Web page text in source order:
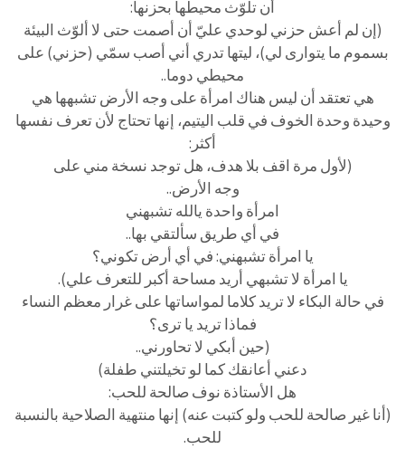
أن تلوّث محيطها بحزنها:
(إن لم أعش حزني لوحدي عليّ أن أصمت حتى لا ألوّث البيئة
بسموم ما يتوارى لي)، ليتها تدري أني أصب سمّي (حزني) على
محيطي دوما..
هي تعتقد أن ليس هناك امرأة على وجه الأرض تشبهها هي
وحيدة وحدة الخوف في قلب اليتيم، إنها تحتاج لأن تعرف نفسها
أكثر:
(لأول مرة اقف بلا هدف، هل توجد نسخة مني على
وجه الأرض..
امرأة واحدة يالله تشبهني
في أي طريق سألتقي بها..
يا امرأة تشبهني: في أي أرض تكوني؟
يا امرأة لا تشبهي أريد مساحة أكبر للتعرف علي).
في حالة البكاء لا تريد كلاما لمواساتها على غرار معظم النساء
فماذا تريد يا ترى؟
(حين أبكي لا تحاورني..
دعني أعانقك كما لو تخيلتني طفلة)
هل الأستاذة نوف صالحة للحب:
(أنا غير صالحة للحب ولو كتبت عنه) إنها منتهية الصلاحية بالنسبة
للحب.